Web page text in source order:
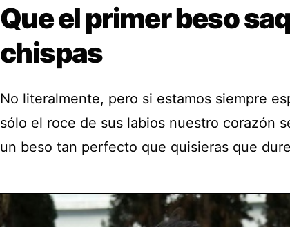
Que el primer beso
chispas
No literalmente, pero si estamos siempre
sólo el roce de sus labios nuestro corazón
un beso tan perfecto que quisieras que